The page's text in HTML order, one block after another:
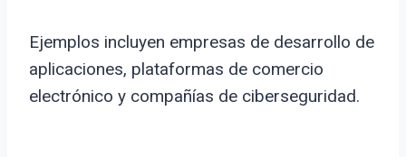
Ejemplos incluyen empresas de desarrollo de
aplicaciones, plataformas de comercio
electrónico y compañías de ciberseguridad.